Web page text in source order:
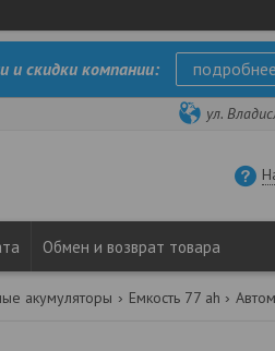
и скидки компании: подробнее
ул.
Обмен и возврат товара
акумуляторы Емкость 77 ah